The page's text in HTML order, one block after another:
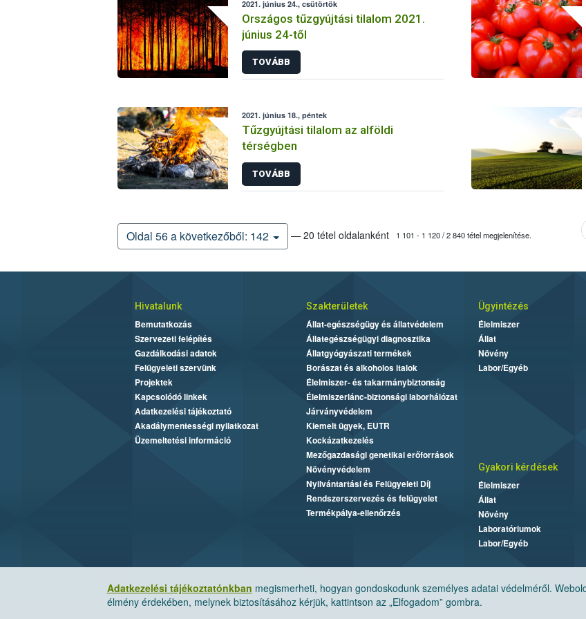
2021. június 24., csütörtök
Országos tűzgyújtási tilalom 2021.
június 24-től
TOVÁBB
2021. június 18., péntek
Tűzgyújtási tilalom az alföldi
térségben
TOVÁBB
Oldal 56 a következőből: 142 — 20 tétel oldalanként 1 101 - 1 120 / 2 840 tétel megjelenítése.
Adatkezelési tájékoztatónkban megismerheti, hogyan gondoskodunk személyes adatai védelméről.
élmény érdekében, melynek biztosításához kérjük, kattintson az „Elfogadom” gombra.
Hivatalunk
Bemutatkozás
Szervezeti felépítés
Gazdálkodási adatok
Felügyeleti szervünk
Projektek
Kapcsolódó linkek
Adatkezelési tájékoztató
Akadálymentességi nyilatkozat
Üzemeltetési információ
Szakterületek
Állat-egészségügy és állatvédelem
Állategészségügyi diagnosztika
Állatgyógyászati termékek
Borászat és alkoholos italok
Élelmiszer- és takarmánybiztonság
Élelmiszerlánc-biztonsági laborhálózat
Járványvédelem
Kiemelt ügyek, EUTR
Kockázatkezelés
Mezőgazdasági genetikai erőforrások
Növényvédelem
Nyilvántartási és Felügyeleti Díj
Rendszerszervezés és felügyelet
Termékpálya-ellenőrzés
Ügyintézés
Élelmiszer
Állat
Növény
Labor/Egyéb
Gyakori kérdések
Élelmiszer
Állat
Növény
Laboratóriumok
Labor/Egyéb